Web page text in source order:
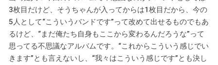
3枚目だけど、そうちゃんが入ってからは1枚目だから、今の
5人として“こういうバンドです”って改めて出せるものでもあ
るけど、“まだ俺たち自身もここから変わるんだろうな”って
思ってる不思議なアルバムです。“これからこういう感じでい
きます”とも言えないし、“我々はこういう感じです”とも決し